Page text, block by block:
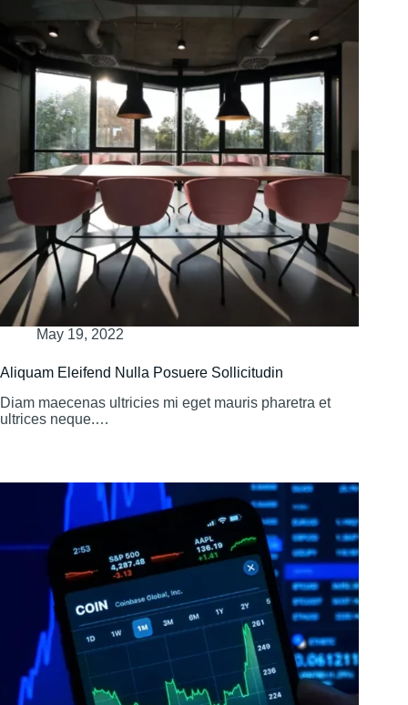
May 19, 2022
Aliquam Eleifend Nulla Posuere Sollicitudin
Diam maecenas ultricies mi eget mauris pharetra et
ultrices neque.…